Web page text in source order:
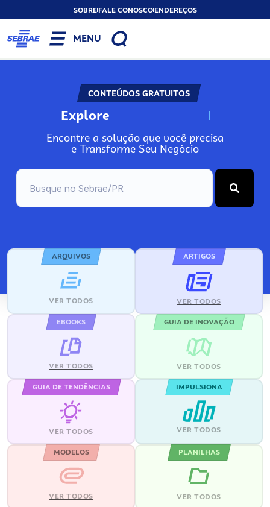
SOBREFALE CONOSCOENDEREÇOS
MENU
CONTEÚDOS GRATUITOS
Explore N
Encontre a solução que você precisa
e Transforme Seu Negócio
ARQUIVOS
VER TODOS
ARTIGOS
VER TODOS
EBOOKS
VER TODOS
GUIA DE INOVAÇÃO
VER TODOS
GUIA DE TENDÊNCIAS
VER TODOS
IMPULSIONA
VER TODOS
MODELOS
VER TODOS
PLANILHAS
VER TODOS